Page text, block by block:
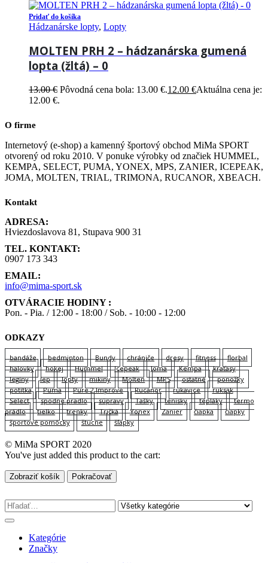
Pridať do košíka
Hádzanárske lopty, Lopty
MOLTEN PRH 2 – hádzanárska gumená
lopta (žltá) – 0
13.00€ Pôvodná cena bola: 13.00 €.12.00 €Aktuálna cena je:
12.00 €.
O firme
Internetový (e-shop) a kamenný športový obchod MiMa SPORT
otvorený od roku 2010. V ponuke výrobky od značiek HUMMEL,
KEMPA, SELECT, PUMA, YONEX, MPS, ZANIER, ICEPEAK,
JOMA, MOLTEN, TRIAL, TRIMONA, RUCANOR, XBEACH.
Kontakt
ADRESA:
Hviezdoslavova 81, Stupava 900 31
TEL. KONTAKT:
0907 173 343
EMAIL:
info@mima-sport.sk
OTVÁRACIE HODINY :
Pon. - Pia. / 12:00 - 18:00 / Sob. - 10:00 - 12:00
ODKAZY
bandáže bedminton Bundy chrániče dresy fitness
florbal
halovky
hokej Hummel Icepeak Joma Kempa
kraťasy
legíny
lep lopty mikiny Molten MPS ostatné
ponožky
potítka
Puma Pure 2 Improve Rucanor rukavice
ruksak
Select
spodne pradlo súpravy Tašky tenisky tepláky
termo
prádlo
tielko trenky Tričká Yonex Zanier čiapka
čiapky
športové pomôcky
štucne šľapky
© MiMa SPORT 2020
You've just added this product to the cart:
Zobraziť košík Pokračovať
Kategórie
Značky